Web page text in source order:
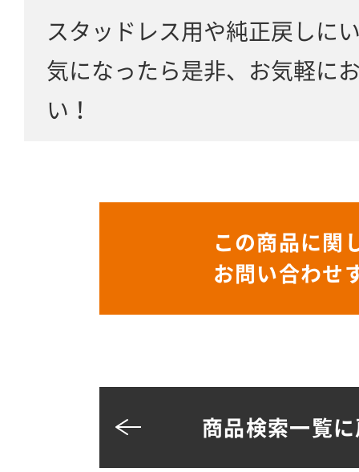
スタッドレス用や純正戻しに
気になったら是非、お気軽に
い！
この商品に関
お問い合わせ
商品検索一覧